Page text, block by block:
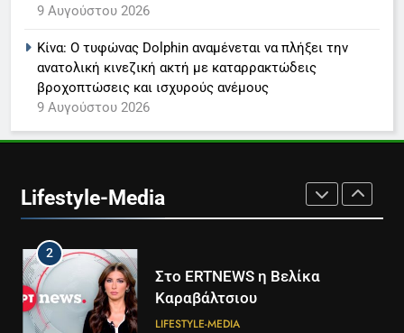
9 Αυγούστου 2026
Κίνα: Ο τυφώνας Dolphin αναμένεται να πλήξει την
ανατολική κινεζική ακτή με καταρρακτώδεις
βροχοπτώσεις και ισχυρούς ανέμους
9 Αυγούστου 2026
Lifestyle-Media
8
Καθημερινή και The New York
Times μαζί σε μια νέα
συνδρομητική πρόταση
LIFESTYLE-MEDIA
1
LIFESTYLE-MEDIA
2
Στο ERTNEWS η Βελίκα
Καραβάλτσιου
LIFESTYLE-MEDIA